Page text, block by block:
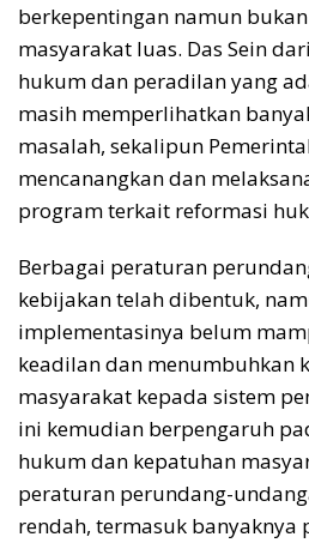
berkepentingan namun
masyarakat luas. Das Sein
hukum dan peradilan yang
masih memperlihatkan
masalah, sekalipun
mencanangkan dan
program terkait reformasi
Berbagai peraturan
kebijakan telah dibentuk,
implementasinya belum
keadilan dan menumbuhkan
masyarakat kepada sistem
ini kemudian berpengaruh
hukum dan kepatuhan
peraturan perundang-
rendah, termasuk banyaknya